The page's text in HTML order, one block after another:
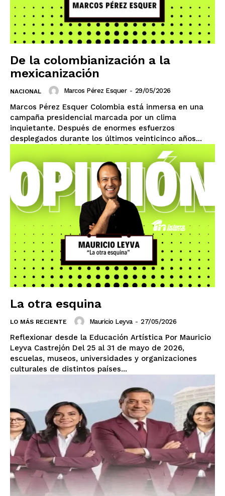
Michoacán
Zacatecas Yucatán Veracruz
Tlaxcala Tamaulipas Tabasco
Sonora
Sinaloa
San Luis Potosí Quintana Roo
Querétaro Puebla Oaxaca
Nuevo León
De la colombianización a la
mexicanización
NACIONAL Marcos Pérez Esquer - 29/05/2026
Marcos Pérez Esquer Colombia está inmersa en una
campaña presidencial marcada por un clima
inquietante. Después de enormes esfuerzos
desplegados durante los últimos veinticinco años...
La otra esquina
LO MÁS RECIENTE Mauricio Leyva - 27/05/2026
Reflexionar desde la Educación Artística Por Mauricio
Leyva Castrejón Del 25 al 31 de mayo de 2026,
escuelas, museos, universidades y organizaciones
culturales de distintos países...